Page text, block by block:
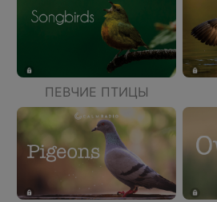
ПЕВЧИЕ ПТИЦЫ